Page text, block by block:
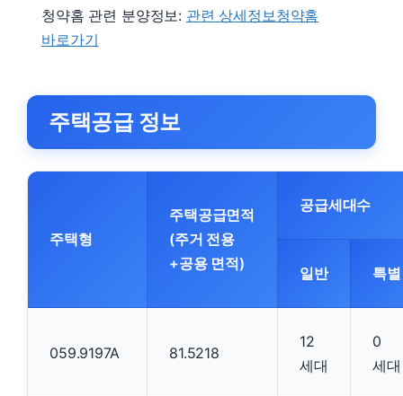
청약홈 관련 분양정보: 관련 상세정보청약홈
바로가기
주택공급 정보
주택형
주택공급면적
(주거 전용
+공용 면적)
공급세대수
일반 특별
059.9197A 81.5218
12
세대
0
세대